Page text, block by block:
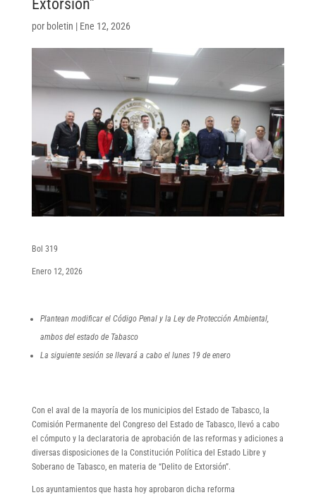
Extorsión”
por boletin | Ene 12, 2026
Bol 319
Enero 12, 2026
Plantean modificar el Código Penal y la Ley de Protección Ambiental,
ambos del estado de Tabasco
La siguiente sesión se llevará a cabo el lunes 19 de enero
Con el aval de la mayoría de los municipios del Estado de Tabasco, la
Comisión Permanente del Congreso del Estado de Tabasco, llevó a cabo
el cómputo y la declaratoria de aprobación de las reformas y adiciones a
diversas disposiciones de la Constitución Política del Estado Libre y
Soberano de Tabasco, en materia de “Delito de Extorsión”.
Los ayuntamientos que hasta hoy aprobaron dicha reforma